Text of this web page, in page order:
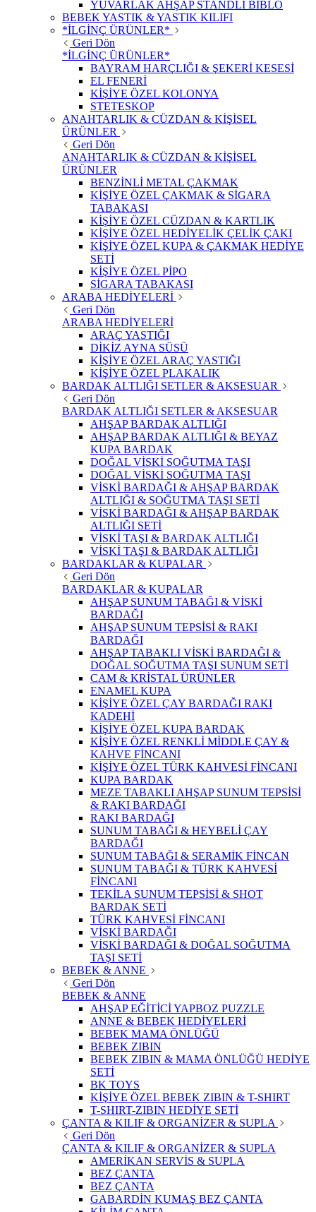
YUVARLAK AHŞAP STANDLI BİBLO
BEBEK YASTIK & YASTIK KILIFI
*İLGİNÇ ÜRÜNLER*
Geri Dön
*İLGİNÇ ÜRÜNLER*
BAYRAM HARÇLIĞI & ŞEKERİ KESESİ
EL FENERİ
KİŞİYE ÖZEL KOLONYA
STETESKOP
ANAHTARLIK & CÜZDAN & KİŞİSEL
ÜRÜNLER
Geri Dön
ANAHTARLIK & CÜZDAN & KİŞİSEL
ÜRÜNLER
BENZİNLİ METAL ÇAKMAK
KİŞİYE ÖZEL ÇAKMAK & SİGARA
TABAKASI
KİŞİYE ÖZEL CÜZDAN & KARTLIK
KİŞİYE ÖZEL HEDİYELİK ÇELİK ÇAKI
KİŞİYE ÖZEL KUPA & ÇAKMAK HEDİYE
SETİ
KİŞİYE ÖZEL PİPO
SİGARA TABAKASI
ARABA HEDİYELERİ
Geri Dön
ARABA HEDİYELERİ
ARAÇ YASTIĞI
DİKİZ AYNA SÜSÜ
KİŞİYE ÖZEL ARAÇ YASTIĞI
KİŞİYE ÖZEL PLAKALIK
BARDAK ALTLIĞI SETLER & AKSESUAR
Geri Dön
BARDAK ALTLIĞI SETLER & AKSESUAR
AHŞAP BARDAK ALTLIĞI
AHŞAP BARDAK ALTLIĞI & BEYAZ
KUPA BARDAK
DOĞAL VİSKİ SOĞUTMA TAŞI
DOĞAL VİSKİ SOĞUTMA TAŞI
VİSKİ BARDAĞI & AHŞAP BARDAK
ALTLIĞI & SOĞUTMA TAŞI SETİ
VİSKİ BARDAĞI & AHŞAP BARDAK
ALTLIĞI SETİ
VİSKİ TAŞI & BARDAK ALTLIĞI
VİSKİ TAŞI & BARDAK ALTLIĞI
BARDAKLAR & KUPALAR
Geri Dön
BARDAKLAR & KUPALAR
AHŞAP SUNUM TABAĞI & VİSKİ
BARDAĞI
AHŞAP SUNUM TEPSİSİ & RAKI
BARDAĞI
AHŞAP TABAKLI VİSKİ BARDAĞI &
DOĞAL SOĞUTMA TAŞI SUNUM SETİ
CAM & KRİSTAL ÜRÜNLER
ENAMEL KUPA
KİŞİYE ÖZEL ÇAY BARDAĞI RAKI
KADEHİ
KİŞİYE ÖZEL KUPA BARDAK
KİŞİYE ÖZEL RENKLİ MİDDLE ÇAY &
KAHVE FİNCANI
KİŞİYE ÖZEL TÜRK KAHVESİ FİNCANI
KUPA BARDAK
MEZE TABAKLI AHŞAP SUNUM TEPSİSİ
& RAKI BARDAĞI
RAKI BARDAĞI
SUNUM TABAĞI & HEYBELİ ÇAY
BARDAĞI
SUNUM TABAĞI & SERAMİK FİNCAN
SUNUM TABAĞI & TÜRK KAHVESİ
FİNCANI
TEKİLA SUNUM TEPSİSİ & SHOT
BARDAK SETİ
TÜRK KAHVESİ FİNCANI
VİSKİ BARDAĞI
VİSKİ BARDAĞI & DOĞAL SOĞUTMA
TAŞI SETİ
BEBEK & ANNE
Geri Dön
BEBEK & ANNE
AHŞAP EĞİTİCİ YAPBOZ PUZZLE
ANNE & BEBEK HEDİYELERİ
BEBEK MAMA ÖNLÜĞÜ
BEBEK ZIBIN
BEBEK ZIBIN & MAMA ÖNLÜĞÜ HEDİYE
SETİ
BK TOYS
KİŞİYE ÖZEL BEBEK ZIBIN & T-SHIRT
T-SHIRT-ZIBIN HEDİYE SETİ
ÇANTA & KILIF & ORGANİZER & SUPLA
Geri Dön
ÇANTA & KILIF & ORGANİZER & SUPLA
AMERİKAN SERVİS & SUPLA
BEZ ÇANTA
BEZ ÇANTA
GABARDİN KUMAŞ BEZ ÇANTA